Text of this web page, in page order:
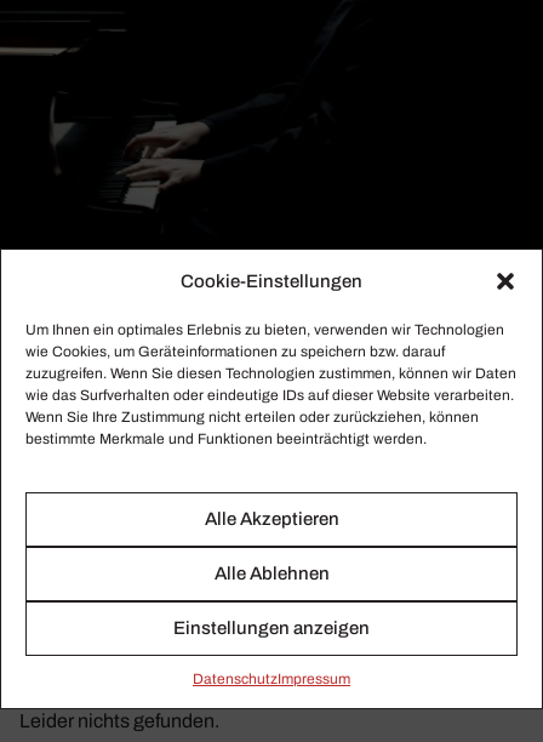
Cookie-Einstellungen
Um Ihnen ein optimales Erlebnis zu bieten, verwenden wir Technologien
wie Cookies, um Geräteinformationen zu speichern bzw. darauf
zuzugreifen. Wenn Sie diesen Technologien zustimmen, können wir Daten
wie das Surfverhalten oder eindeutige IDs auf dieser Website verarbeiten.
Wenn Sie Ihre Zustimmung nicht erteilen oder zurückziehen, können
bestimmte Merkmale und Funktionen beeinträchtigt werden.
Alle Akzeptieren
Alle Ablehnen
Einstellungen anzeigen
Daten­schutzImpressum
Arcadi Volodos
Hier finden Sie alle gesammelten Beiträge zu Arcadi
Volodos.
Leider nichts gefunden.